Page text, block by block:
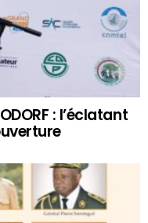
: l’éclatant